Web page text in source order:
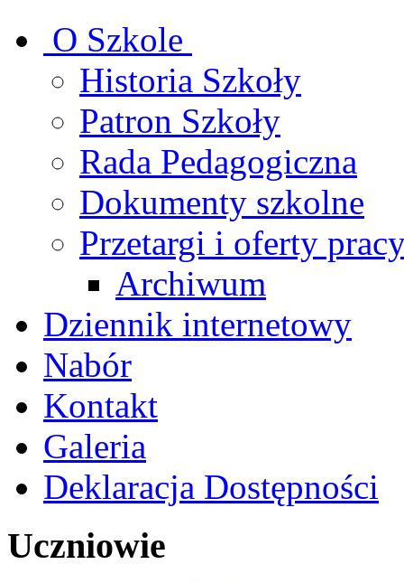
O Szkole
Historia Szkoły
Patron Szkoły
Rada Pedagogiczna
Dokumenty szkolne
Przetargi i oferty
Archiwum
Dziennik internetowy
Nabór
Kontakt
Galeria
Deklaracja Dostępności
Uczniowie